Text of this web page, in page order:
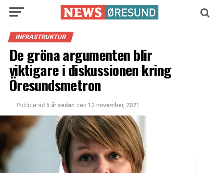
INFRASTRUKTUR
De gröna argumenten blir
viktigare i diskussionen kring
Öresundsmetron
Publicerad 5 år sedan den 12 november, 2021